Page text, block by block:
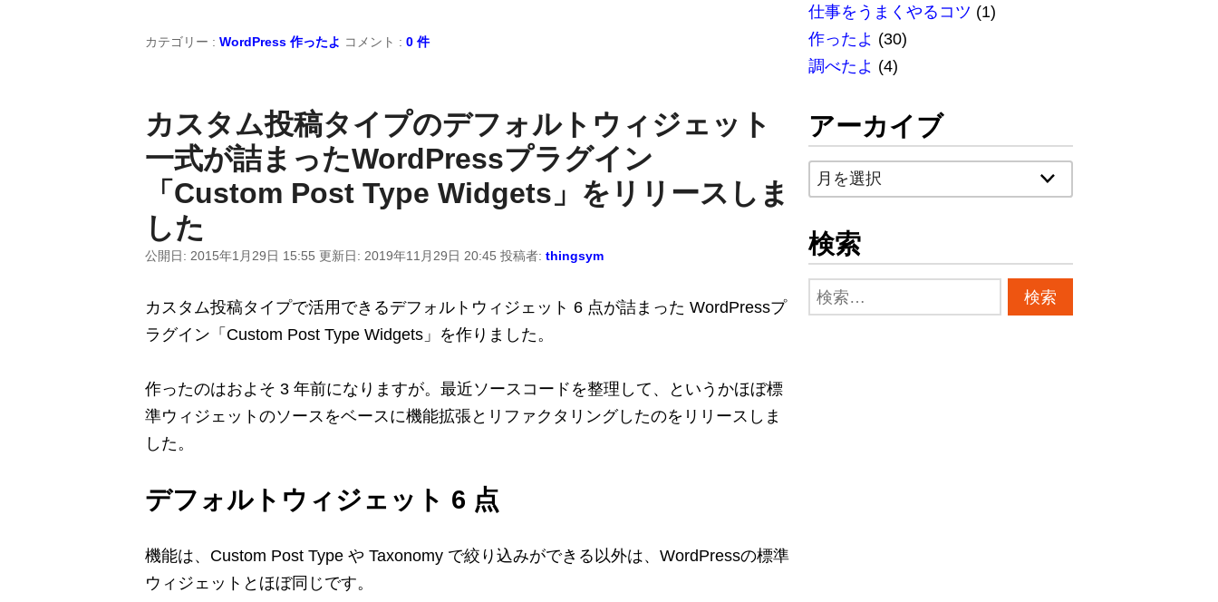
カテゴリー : WordPress 作ったよ コメント : 0 件
カスタム投稿タイプのデフォルトウィジェット
一式が詰まったWordPressプラグイン
「Custom Post Type Widgets」をリリースしま
した
公開日: 2015年1月29日 15:55 更新日: 2019年11月29日 20:45 投稿者: thingsym
カスタム投稿タイプで活用できるデフォルトウィジェット 6 点が詰まった WordPressプ
ラグイン「Custom Post Type Widgets」を作りました。
作ったのはおよそ 3 年前になりますが。最近ソースコードを整理して、というかほぼ標
準ウィジェットのソースをベースに機能拡張とリファクタリングしたのをリリースしま
した。
デフォルトウィジェット 6 点
機能は、Custom Post Type や Taxonomy で絞り込みができる以外は、WordPressの標準
ウィジェットとほぼ同じです。
仕事をうまくやるコツ (1)
作ったよ (30)
調べたよ (4)
アーカイブ
ア
ー
カ
イ
ブ
検索
検
索: